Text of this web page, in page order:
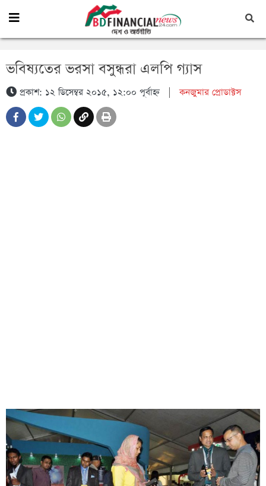
ভবিষ্যতের ভরসা বসুন্ধরা এলপি গ্যাস
প্রকাশ: ১২ ডিসেম্বর ২০১৫, ১২:০০ পূর্বাহ্ন|কনজুমার প্রোডাক্টস